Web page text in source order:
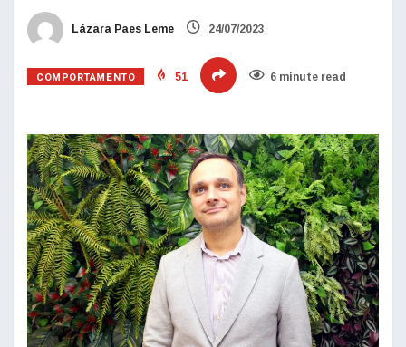
Lázara Paes Leme 24/07/2023
COMPORTAMENTO 51 6 minute read